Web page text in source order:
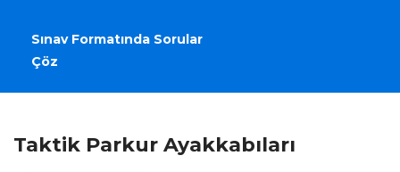
Sınav Formatında Sorular
Çöz
Taktik Parkur Ayakkabıları